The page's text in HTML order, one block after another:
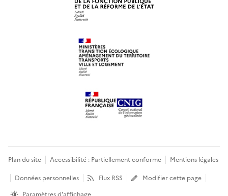
Plan du site Accessibilité : Partiellement conforme
Mentions légales
Données personnelles
Flux RSS
Modifier cette page